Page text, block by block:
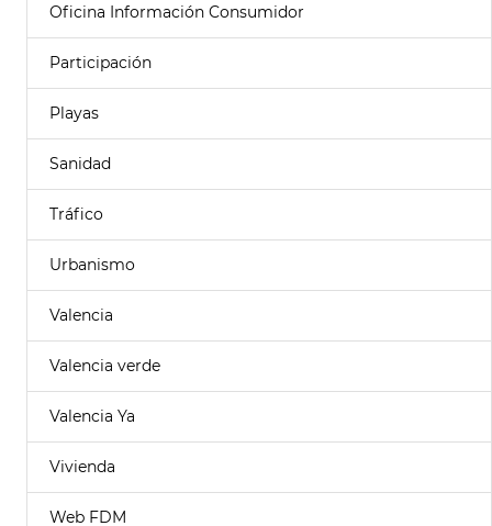
Oficina Información Consumidor
Participación
Playas
Sanidad
Tráfico
Urbanismo
Valencia
Valencia verde
Valencia Ya
Vivienda
Web FDM